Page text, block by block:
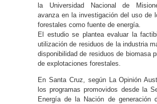
la Universidad Nacional de
avanza en la investigación del uso de
forestales como fuente de energía.
El estudio se plantea evaluar la
utilización de residuos de la industria
disponibilidad de residuos de biomasa
de explotaciones forestales.
En Santa Cruz, según La Opinión
los programas promovidos desde la
Energía de la Nación de generación